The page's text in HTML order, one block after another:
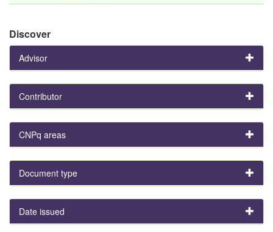
Discover
Advisor
Contributor
CNPq areas
Document type
Date issued